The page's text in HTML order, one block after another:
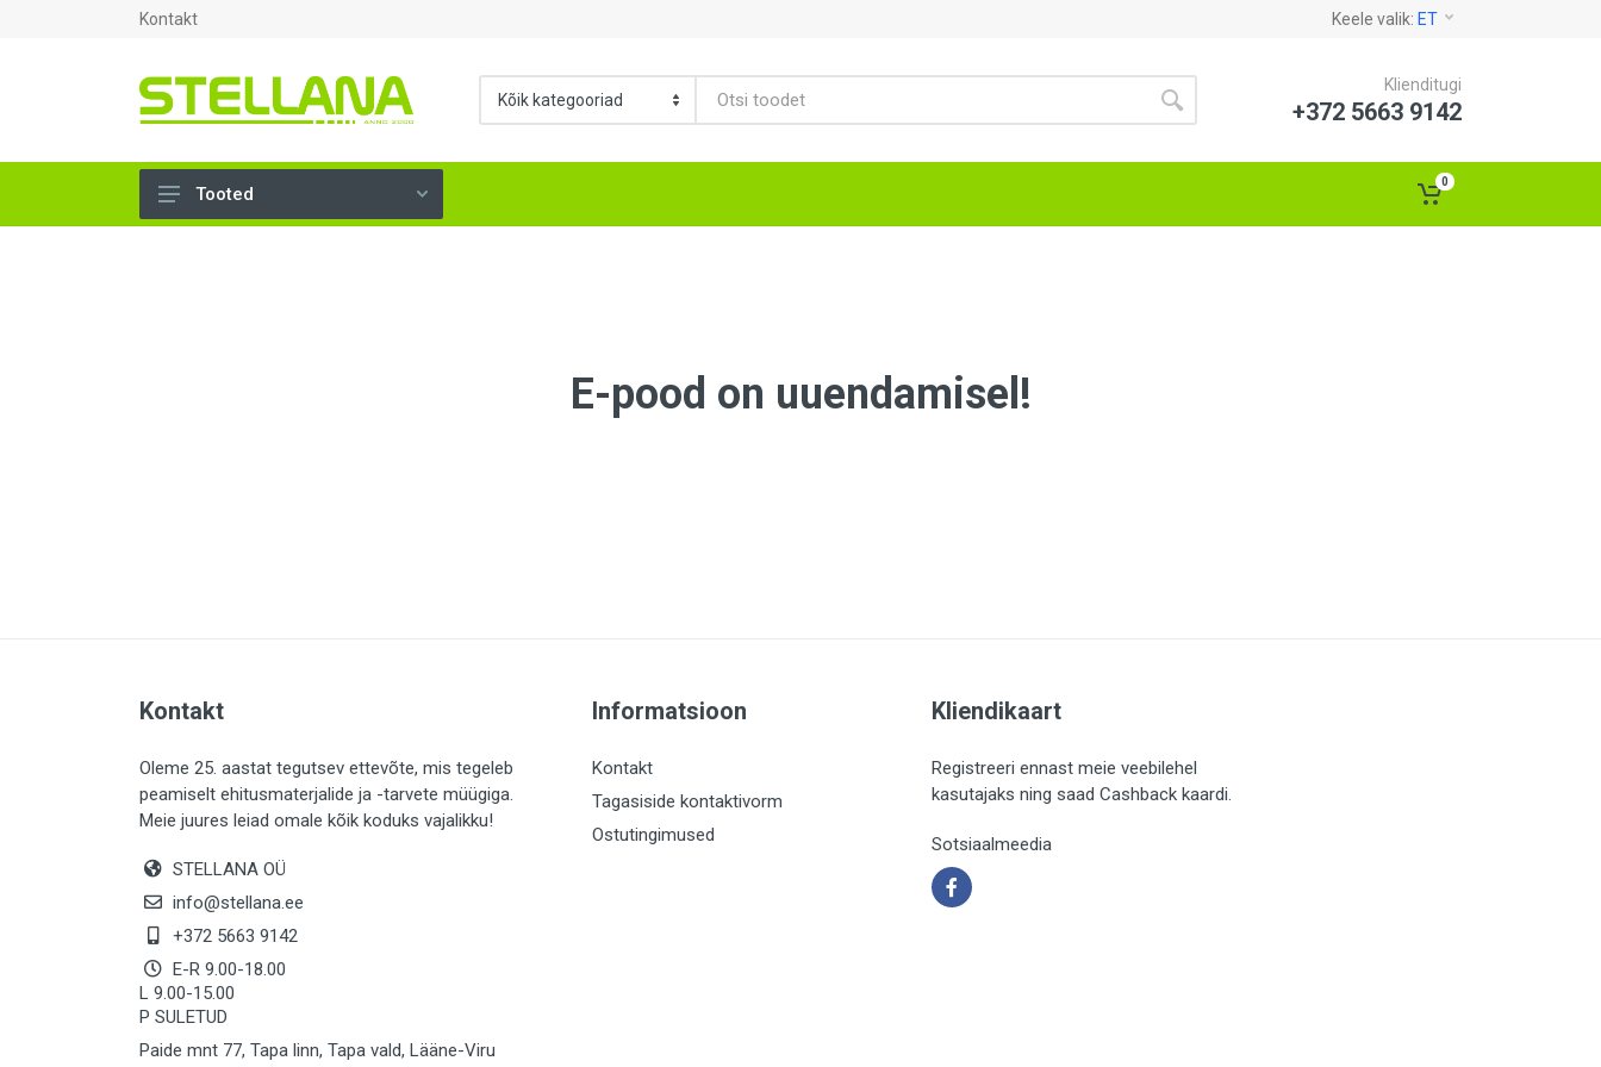
Kontakt Keele valik: ET
Klienditugi
+372 5663 9142
LIISTUD (183)
KIVID (31)
KATTED (132)
MAALRITARBED (1025)
SOOJUSTUS (16)
KEEMIA (220)
TÖÖRIIDED (117)
SAUN (8)
Tooted
0
E-pood on uuendamisel!
Kontakt
Oleme 25. aastat tegutsev ettevõte, mis tegeleb
peamiselt ehitusmaterjalide ja -tarvete müügiga.
Meie juures leiad omale kõik koduks vajalikku!
STELLANA OÜ
info@stellana.ee
+372 5663 9142
E-R 9.00-18.00
L 9.00-15.00
P SULETUD
Paide mnt 77, Tapa linn, Tapa vald, Lääne-Viru
Informatsioon
Kontakt
Tagasiside kontaktivorm
Ostutingimused
Kliendikaart
Registreeri ennast meie veebilehel
kasutajaks ning saad Cashback kaardi.
Sotsiaalmeedia